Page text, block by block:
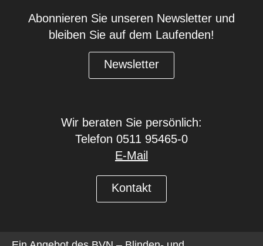
Abonnieren Sie unseren Newsletter und
bleiben Sie auf dem Laufenden!
Newsletter
Wir beraten Sie persönlich:
Telefon 0511 95465-0
E-Mail
Kontakt